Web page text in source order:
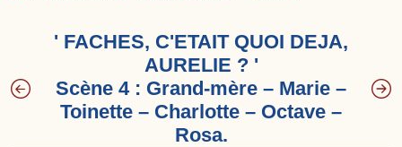
' FACHES, C'ETAIT QUOI DEJA,
AURELIE ? '
Scène 4 : Grand-mère – Marie –
Toinette – Charlotte – Octave –
Rosa.